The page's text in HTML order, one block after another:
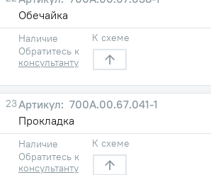
Обечайка
Наличие
Обратитесь к
консультанту
К схеме
23
700А.00.67.041-1
Прокладка
Наличие
Обратитесь к
консультанту
К схеме